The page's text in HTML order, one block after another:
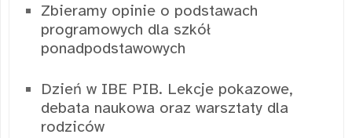
Zbieramy opinie o podstawach
programowych dla szkół
ponadpodstawowych
Dzień w IBE PIB. Lekcje pokazowe,
debata naukowa oraz warsztaty dla
rodziców